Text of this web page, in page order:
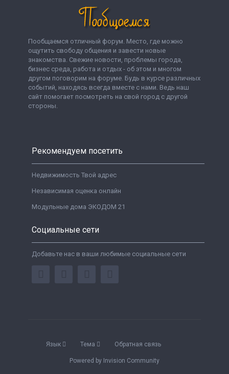
Пообщаемся отличный форум. Место, где можно
ощутить свободу общения и завести новые
знакомства. Свежие новости, проблемы города,
бизнес среда, работа и отдых - об этом и многом
другом поговорим на форуме. Будь в курсе различных
событий, находясь всегда вместе с нами. Ведь наш
сайт помогает посмотреть на свой город с другой
стороны.
Рекомендуем посетить
Недвижимость Твой адрес
Независимая оценка онлайн
Модульные дома ЭКОДОМ 21
Социальные сети
Добавьте нас в ваши любимые социальные сети
Язык Тема Обратная связь
Powered by Invision Community